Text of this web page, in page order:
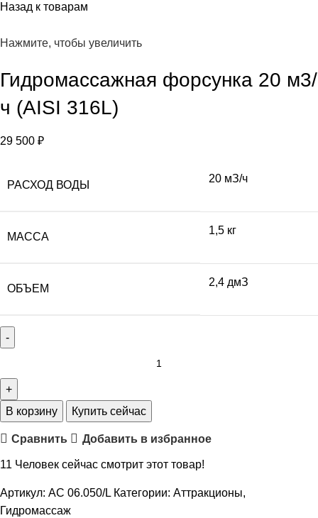
Назад к товарам
Нажмите, чтобы увеличить
Гидромассажная форсунка 20 м3/
ч (AISI 316L)
29 500 ₽
РАСХОД ВОДЫ
20 мЗ/ч
МАССА
1,5 кг
ОБЪЕМ
2,4 дмЗ
В корзину Купить сейчас
Сравнить Добавить в избранное
11 Человек сейчас смотрит этот товар!
Артикул: АС 06.050/L Категории: Аттракционы,
Гидромассаж